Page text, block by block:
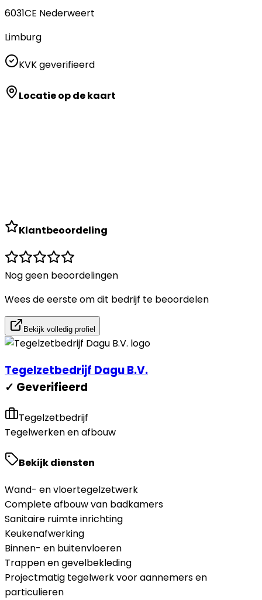
6031CE Nederweert
Limburg
KVK geverifieerd
Locatie op de kaart
Klantbeoordeling
Nog geen beoordelingen
Wees de eerste om dit bedrijf te beoordelen
Bekijk volledig profiel
Tegelzetbedrijf Dagu B.V.
✓ Geverifieerd
Tegelzetbedrijf
Tegelwerken en afbouw
Bekijk diensten
Wand- en vloertegelzetwerk
Complete afbouw van badkamers
Sanitaire ruimte inrichting
Keukenafwerking
Binnen- en buitenvloeren
Trappen en gevelbekleding
Projectmatig tegelwerk voor aannemers en
particulieren